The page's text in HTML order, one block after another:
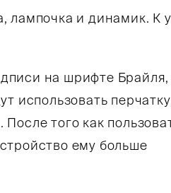
лампочка и динамик. К
на шрифте Брайля,
использовать
того как
ему больше